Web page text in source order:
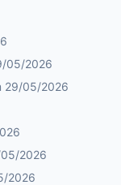
05/2026
29/05/2026
05/2026
2026